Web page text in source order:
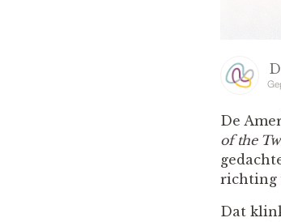
De
of the
richting
Dat